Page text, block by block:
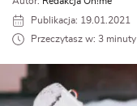
Publikacja: 19.01.2021
Przeczytasz w: 3 minuty